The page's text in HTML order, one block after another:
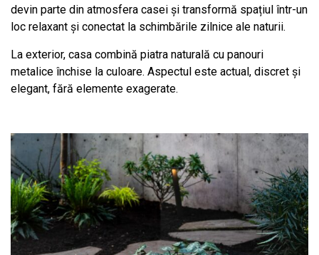
devin parte din atmosfera casei și transformă spațiul într-un
loc relaxant și conectat la schimbările zilnice ale naturii.
La exterior, casa combină piatra naturală cu panouri
metalice închise la culoare. Aspectul este actual, discret și
elegant, fără elemente exagerate.